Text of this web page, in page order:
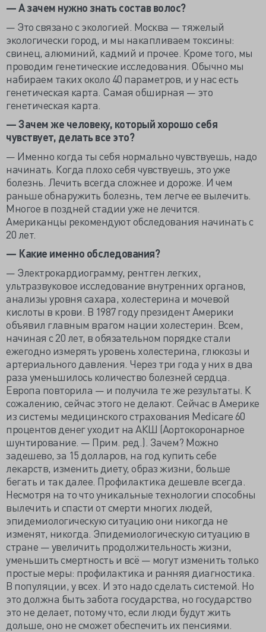
— А зачем нужно знать состав волос?
— Это связано с экологией. Москва — тяжелый
экологически город, и мы накапливаем токсины:
свинец, алюминий, кадмий и прочее. Кроме того, мы
проводим генетические исследования. Обычно мы
набираем таких около 40 параметров, и у нас есть
генетическая карта. Самая обширная — это
генетическая карта.
— Зачем же человеку, который хорошо себя
чувствует, делать все это?
— Именно когда ты себя нормально чувствуешь, надо
начинать. Когда плохо себя чувствуешь, это уже
болезнь. Лечить всегда сложнее и дороже. И чем
раньше обнаружить болезнь, тем легче ее вылечить.
Многое в поздней стадии уже не лечится.
Американцы рекомендуют обследования начинать с
20 лет.
— Какие именно обследования?
— Электрокардиограмму, рентген легких,
ультразвуковое исследование внутренних органов,
анализы уровня сахара, холестерина и мочевой
кислоты в крови. В 1987 году президент Америки
объявил главным врагом нации холестерин. Всем,
начиная с 20 лет, в обязательном порядке стали
ежегодно измерять уровень холестерина, глюкозы и
артериального давления. Через три года у них в два
раза уменьшилось количество болезней сердца.
Европа повторила — и получила те же результаты. К
сожалению, сейчас этого не делают. Сейчас в Америке
из системы медицинского страхования Medicare 60
процентов денег уходит на АКШ (Аортокоронарное
шунтирование. — Прим. ред.). Зачем? Можно
задешево, за 15 долларов, на год купить себе
лекарств, изменить диету, образ жизни, больше
бегать и так далее. Профилактика дешевле всегда.
Несмотря на то что уникальные технологии способны
вылечить и спасти от смерти многих людей,
эпидемиологическую ситуацию они никогда не
изменят, никогда. Эпидемиологическую ситуацию в
стране — увеличить продолжительность жизни,
уменьшить смертность и всё — могут изменить только
простые меры: профилактика и ранняя диагностика.
В популяции, у всех. И это надо сделать системой. Но
это должна быть забота государства, но государство
это не делает, потому что, если люди будут жить
дольше, оно не сможет обеспечить их пенсиями.